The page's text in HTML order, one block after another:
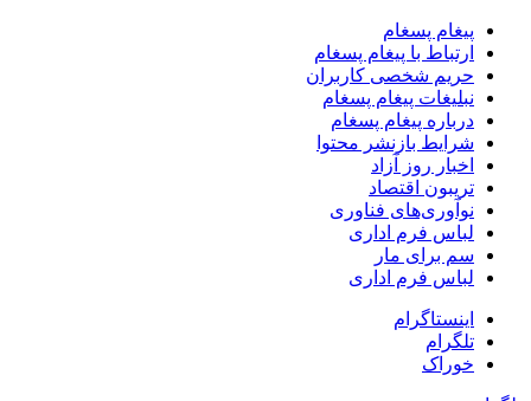
پیغام پسغام
ارتباط با پیغام پسغام
حریم شخصی کاربران
نبلیغات پیغام پسغام
درباره پیغام پسغام
شرایط بازنشر محتوا
اخبار روز آزاد
تریبون اقتصاد
نوآوری‌های فناوری
لباس فرم اداری
سم برای مار
لباس فرم اداری
اینستاگرام
تلگرام
خوراک